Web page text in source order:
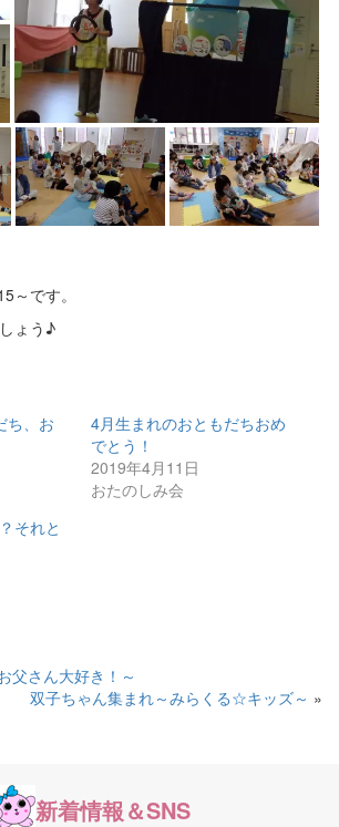
～です。
ょう♪
ち、お
4月生まれのおともだちおめ
でとう！
2019年4月11日
おたのしみ会
それと
父さん大好き！～
双子ちゃん集まれ～みらくる☆キッズ～ »
新着情報＆SNS